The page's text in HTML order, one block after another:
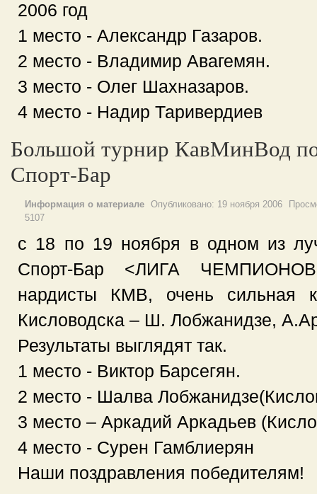
2006 год
1 место - Александр Газаров.
2 место - Владимир Авагемян.
3 место - Олег Шахназаров.
4 место - Надир Таривердиев
Большой турнир КавМинВод
Спорт-Бар
Информация о материале Опубликовано: 19 ноября 2006
5107
с 18 по 19 ноября в одном из
Спорт-Бар <ЛИГА
нардисты КМВ, очень сильная
Кисловодска – Ш. Лобжанидзе,
Результаты выглядят так.
1 место - Виктор Барсегян.
2 место - Шалва
3 место – Аркадий Аркадьев
4 место - Сурен Гамблиерян
Наши поздравления победителям!